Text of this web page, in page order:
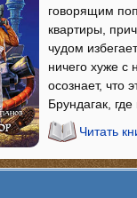
говорящим
квартиры,
чудом
ничего хуже с
осознает, что
Брундагак,
Читать